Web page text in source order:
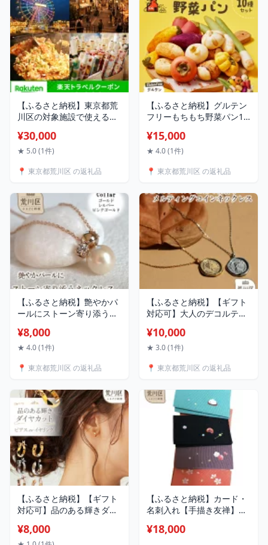
【ふるさと納税】東京都荒
川区の対象施設で使える楽
30,000円 関東 東京 予約 旅
行 ペア 宿泊 ホテル クーポ
ーポン ビジネス 出張 観光
¥30,000
★ 5.0 (1件)
📍 東京都荒川区 の返礼品
【ふるさと納税】グルテン
フリーもちもち野菜パン10
¥15,000
★ 4.0 (1件)
📍 東京都荒川区 の返礼品
【ふるさと納税】艶やかパ
ールにストーン寄り添うネ
るカラー シルバー ゴール
ド ピンクゴールド ネック
ジュエリー K18GP カジュ
ゼント ラッピング
¥8,000
★ 4.0 (1件)
📍 東京都荒川区 の返礼品
【ふるさと納税】【ギフト
対応可】大人のデコルテに
コインネックレス【043-
010】選べるカラー シルバ
クセサリー ジュエリー 上
ト ラッピング
¥10,000
★ 3.0 (1件)
📍 東京都荒川区 の返礼品
【ふるさと納税】【ギフト
対応可】品のある輝きダイ
ホールピアス)／ピアス
¥8,000
【ふるさと納税】カード・
名刺入れ【手描き友禅】
¥18,000